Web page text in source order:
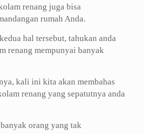
renang juga bisa
rumah Anda.
hal tersebut, tahukan anda
renang mempunyai banyak
kali ini kita akan membahas
renang yang sepatutnya anda
orang yang tak